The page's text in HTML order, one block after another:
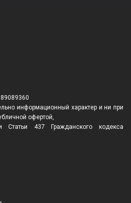
информационный характер и ни при
офертой,
Статьи 437 Гражданского кодекса